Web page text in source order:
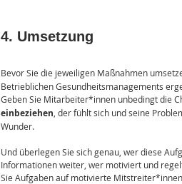
4. Umsetzung
Bevor Sie die jeweiligen Maßnahmen
Betrieblichen Gesundheitsmanagements
Geben Sie Mitarbeiter*innen unbedingt die
einbeziehen , der fühlt sich und seine
Wunder.
Und überlegen Sie sich genau, wer diese
Informationen weiter, wer motiviert und
Sie Aufgaben auf motivierte